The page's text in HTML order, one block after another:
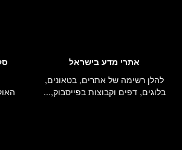
אתרי מדע בישראל
להלן רשימה של אתרים, בטאונים,
בלוגים, דפים וקבוצות בפייסבוק,...